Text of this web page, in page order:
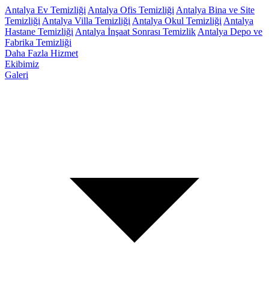
Antalya Ev Temizliği Antalya Ofis Temizliği Antalya Bina ve Site
Temizliği Antalya Villa Temizliği Antalya Okul Temizliği Antalya
Hastane Temizliği Antalya İnşaat Sonrası Temizlik Antalya Depo ve
Fabrika Temizliği
Daha Fazla Hizmet
Ekibimiz
Galeri